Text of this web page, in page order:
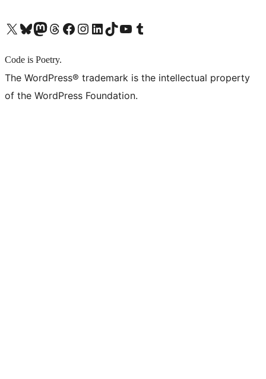
X (旧 Twitter) アカウントへBluesky アカウントへMastodon アカウントへThreads アカウントへ Facebook ページへInstagram アカウントへ LinkedIn アカウントへTikTok アカウントへYouTube チャンネルへ Tumblr アカウントへ
Code is Poetry.
The WordPress® trademark is the intellectual property
of the WordPress Foundation.